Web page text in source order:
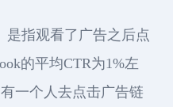
是指观看了广告之后点
的平均CTR为1%左
一个人去点击广告链